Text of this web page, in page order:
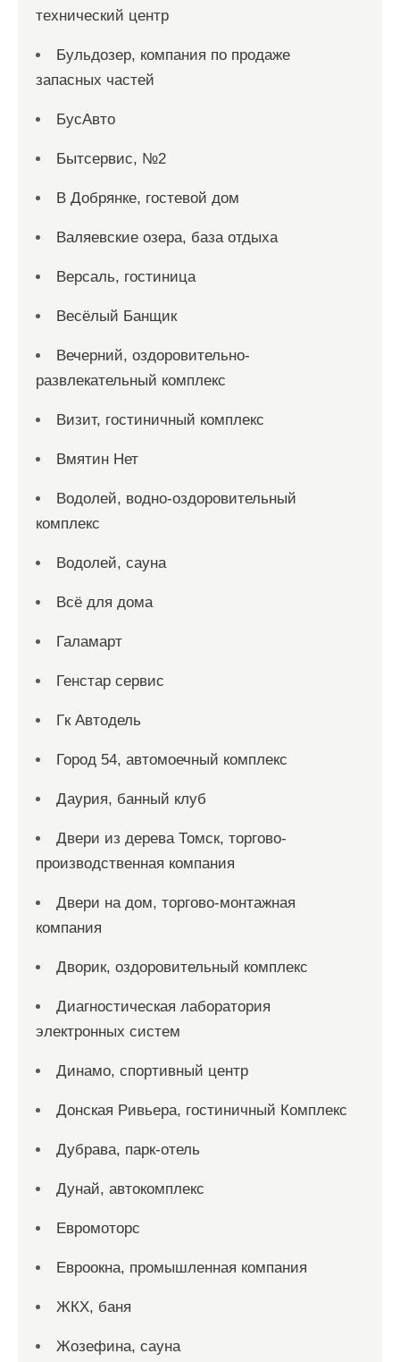
технический центр
Бульдозер, компания по продаже
запасных частей
БусАвто
Бытсервис, №2
В Добрянке, гостевой дом
Валяевские озера, база отдыха
Версаль, гостиница
Весёлый Банщик
Вечерний, оздоровительно-
развлекательный комплекс
Визит, гостиничный комплекс
Вмятин Нет
Водолей, водно-оздоровительный
комплекс
Водолей, сауна
Всё для дома
Галамарт
Генстар сервис
Гк Автодель
Город 54, автомоечный комплекс
Даурия, банный клуб
Двери из дерева Томск, торгово-
производственная компания
Двери на дом, торгово-монтажная
компания
Дворик, оздоровительный комплекс
Диагностическая лаборатория
электронных систем
Динамо, спортивный центр
Донская Ривьера, гостиничный Комплекс
Дубрава, парк-отель
Дунай, автокомплекс
Евромоторс
Евроокна, промышленная компания
ЖКХ, баня
Жозефина, сауна